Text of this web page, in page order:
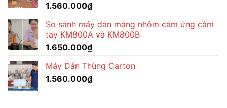
1.560.000₫
So sánh máy dán màng nhôm cảm ứng cầm
tay KM800A và KM800B
1.650.000₫
Máy Dán Thùng Carton
1.560.000₫